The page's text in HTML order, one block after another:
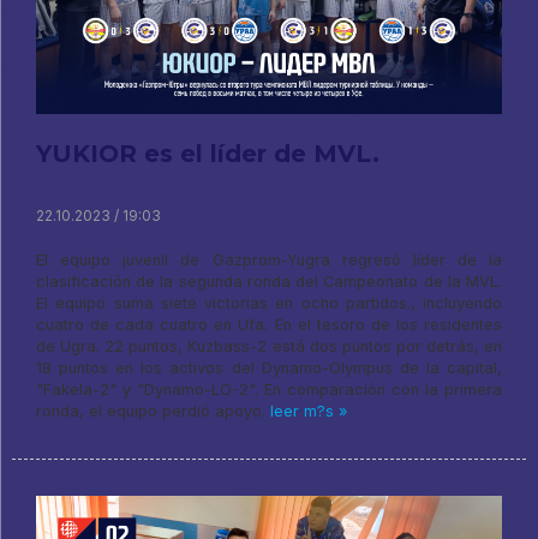
YUKIOR es el líder de MVL.
22.10.2023 / 19:03
El equipo juvenil de Gazprom-Yugra regresó líder de la
clasificación de la segunda ronda del Campeonato de la MVL.
El equipo suma siete victorias en ocho partidos., incluyendo
cuatro de cada cuatro en Ufa. En el tesoro de los residentes
de Ugra. 22 puntos, Kuzbass-2 está dos puntos por detrás, en
18 puntos en los activos del Dynamo-Olympus de la capital,
"Fakela-2" y "Dynamo-LO-2". En comparación con la primera
ronda, el equipo perdió apoyo. leer m?s »